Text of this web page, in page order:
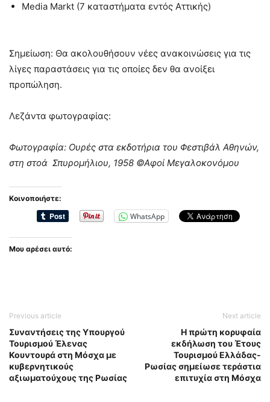
Media Markt (7 καταστήματα εντός Αττικής)
Σημείωση: Θα ακολουθήσουν νέες ανακοινώσεις για τις
λίγες παραστάσεις για τις οποίες δεν θα ανοίξει
προπώληση.
Λεζάντα φωτογραφίας:
Φωτογραφία: Ουρές στα εκδοτήρια του Φεστιβάλ Αθηνών,
στη στοά Σπυρομήλιου, 1958 ©Αφοί Μεγαλοκονόμου
Κοινοποιήστε:
WhatsApp
Μου αρέσει αυτό:
Previous article
Συναντήσεις της Υπουργού
Τουρισμού Έλενας
Κουντουρά στη Μόσχα με
κυβερνητικούς
αξιωματούχους της Ρωσίας
Next article
Η πρώτη κορυφαία
εκδήλωση του Έτους
Τουρισμού Ελλάδας-
Ρωσίας σημείωσε τεράστια
επιτυχία στη Μόσχα